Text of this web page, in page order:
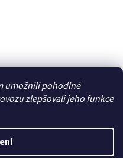
umožnili pohodlné
zlepšovali jeho funkce